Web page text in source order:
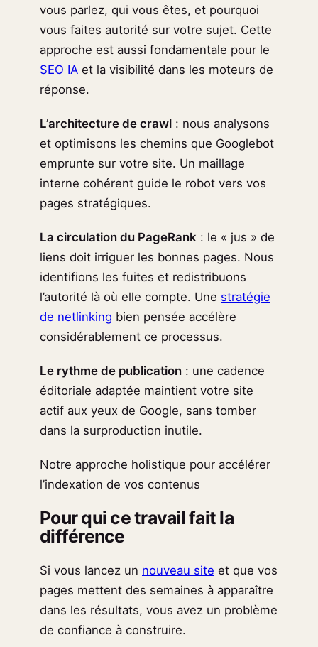
vous parlez, qui vous êtes, et pourquoi
vous faites autorité sur votre sujet. Cette
approche est aussi fondamentale pour le
SEO IA et la visibilité dans les moteurs de
réponse.
L’architecture de crawl : nous analysons
et optimisons les chemins que Googlebot
emprunte sur votre site. Un maillage
interne cohérent guide le robot vers vos
pages stratégiques.
La circulation du PageRank : le « jus » de
liens doit irriguer les bonnes pages. Nous
identifions les fuites et redistribuons
l’autorité là où elle compte. Une stratégie
de netlinking bien pensée accélère
considérablement ce processus.
Le rythme de publication : une cadence
éditoriale adaptée maintient votre site
actif aux yeux de Google, sans tomber
dans la surproduction inutile.
Notre approche holistique pour accélérer
l’indexation de vos contenus
Pour qui ce travail fait la
différence
Si vous lancez un nouveau site et que vos
pages mettent des semaines à apparaître
dans les résultats, vous avez un problème
de confiance à construire.